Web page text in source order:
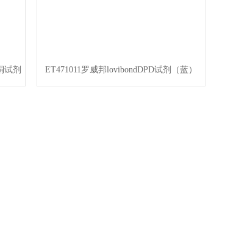
试剂 ET471011罗威邦lovibondDPD试剂（蓝）